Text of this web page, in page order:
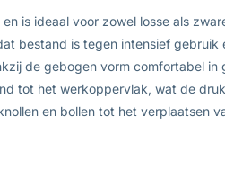
is ideaal voor zowel losse als
bestand is tegen intensief gebruik
de gebogen vorm comfortabel
tot het werkoppervlak, wat de
en bollen tot het verplaatsen